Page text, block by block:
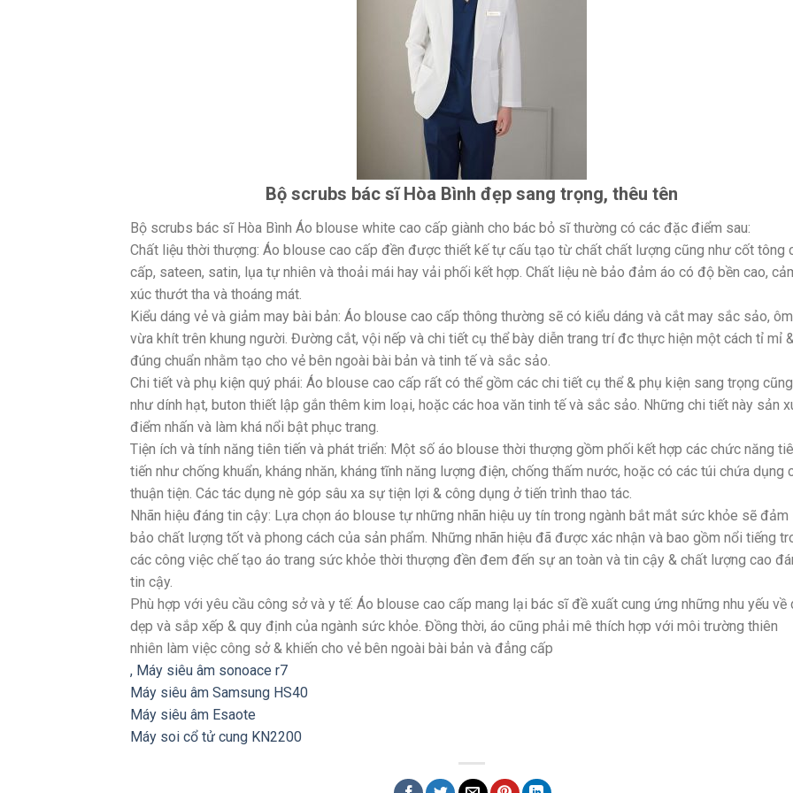
Bộ scrubs bác sĩ Hòa Bình đẹp sang trọng, thêu tên
Bộ scrubs bác sĩ Hòa Bình Áo blouse white cao cấp giành cho bác bỏ sĩ thường có các đặc điểm sau:
Chất liệu thời thượng: Áo blouse cao cấp đền được thiết kế tự cấu tạo từ chất chất lượng cũng như cốt tông
cấp, sateen, satin, lụa tự nhiên và thoải mái hay vải phối kết hợp. Chất liệu nè bảo đảm áo có độ bền cao,
xúc thướt tha và thoáng mát.
Kiểu dáng vẻ và giảm may bài bản: Áo blouse cao cấp thông thường sẽ có kiểu dáng và cắt may sắc sảo, ôm
vừa khít trên khung người. Đường cắt, vội nếp và chi tiết cụ thể bày diễn trang trí đc thực hiện một cách tỉ mỉ &
đúng chuẩn nhằm tạo cho vẻ bên ngoài bài bản và tinh tế và sắc sảo.
Chi tiết và phụ kiện quý phái: Áo blouse cao cấp rất có thể gồm các chi tiết cụ thể & phụ kiện sang trọng cũng
như dính hạt, buton thiết lập gắn thêm kim loại, hoặc các hoa văn tinh tế và sắc sảo. Những chi tiết này sản
điểm nhấn và làm khá nổi bật phục trang.
Tiện ích và tính năng tiên tiến và phát triển: Một số áo blouse thời thượng gồm phối kết hợp các chức năng
tiến như chống khuẩn, kháng nhăn, kháng tĩnh năng lượng điện, chống thấm nước, hoặc có các túi chứa dụng
thuận tiện. Các tác dụng nè góp sâu xa sự tiện lợi & công dụng ở tiến trình thao tác.
Nhãn hiệu đáng tin cậy: Lựa chọn áo blouse tự những nhãn hiệu uy tín trong ngành bắt mắt sức khỏe sẽ đảm
bảo chất lượng tốt và phong cách của sản phẩm. Những nhãn hiệu đã được xác nhận và bao gồm nổi tiếng
các công việc chế tạo áo trang sức khỏe thời thượng đền đem đến sự an toàn và tin cậy & chất lượng cao
tin cậy.
Phù hợp với yêu cầu công sở và y tế: Áo blouse cao cấp mang lại bác sĩ đề xuất cung ứng những nhu yếu về
dẹp và sắp xếp & quy định của ngành sức khỏe. Đồng thời, áo cũng phải mê thích hợp với môi trường thiên
nhiên làm việc công sở & khiến cho vẻ bên ngoài bài bản và đẳng cấp
, Máy siêu âm sonoace r7
Máy siêu âm Samsung HS40
Máy siêu âm Esaote
Máy soi cổ tử cung KN2200